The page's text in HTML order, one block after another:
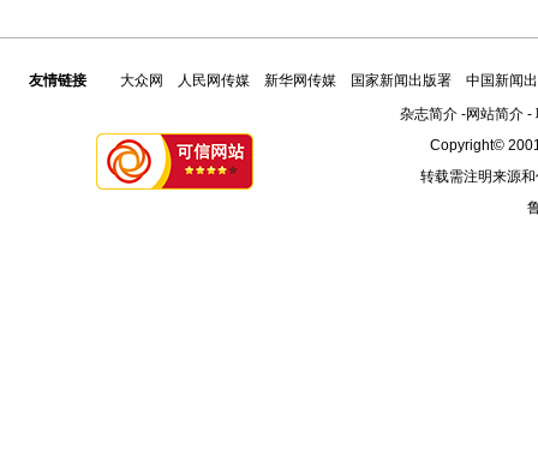
友情链接 大众网 人民网传媒 新华网传媒 国家新闻出版署
中国新闻
杂志简介-网站简介-
Copyright©
转载需注明来源